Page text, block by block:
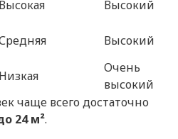
Высокая Высокий
Высокий
Низкая
Очень
высокий
чаще всего достаточно
24 м².